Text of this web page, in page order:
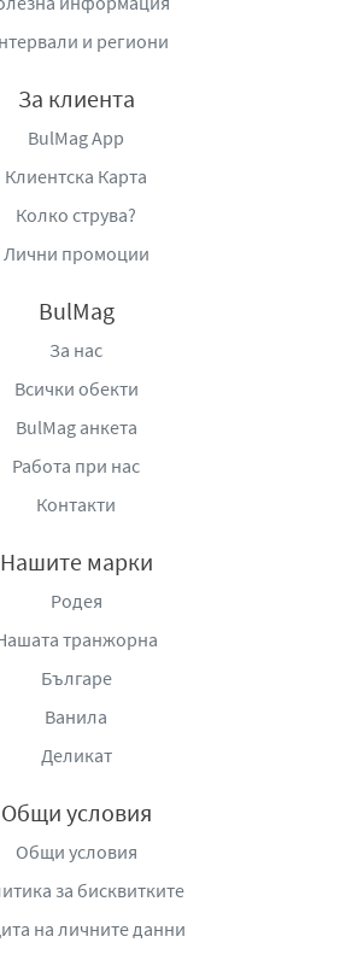
ястие и ще превърне всяка
фабрика „Дерони“ ООД, гр.
,www.deroni.com/home-
и региони
За клиента
BulMag App
Клиентска Карта
Колко струва?
Лични промоции
BulMag
За нас
Всички обекти
BulMag анкета
Работа при нас
Контакти
Нашите марки
Родея
транжорна
Българе
Ванила
Деликат
Общи условия
Общи условия
за бисквитките
на личните данни